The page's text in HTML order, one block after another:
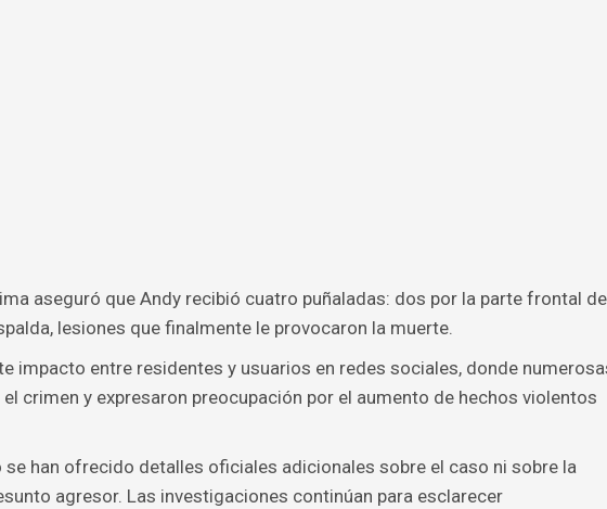
aseguró que Andy recibió cuatro puñaladas: dos por la parte frontal
lesiones que finalmente le provocaron la muerte.
impacto entre residentes y usuarios en redes sociales, donde
crimen y expresaron preocupación por el aumento de hechos violentos
se han ofrecido detalles oficiales adicionales sobre el caso ni sobre la
agresor. Las investigaciones continúan para esclarecer